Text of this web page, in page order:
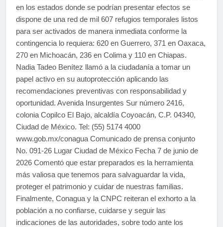
en los estados donde se podrían presentar efectos se
dispone de una red de mil 607 refugios temporales listos
para ser activados de manera inmediata conforme la
contingencia lo requiera: 620 en Guerrero, 371 en Oaxaca,
270 en Michoacán, 236 en Colima y 110 en Chiapas.
Nadia Tadeo Benítez llamó a la ciudadanía a tomar un
papel activo en su autoprotección aplicando las
recomendaciones preventivas con responsabilidad y
oportunidad. Avenida Insurgentes Sur número 2416,
colonia Copilco El Bajo, alcaldía Coyoacán, C.P. 04340,
Ciudad de México. Tel: (55) 5174 4000
www.gob.mx/conagua Comunicado de prensa conjunto
No. 091-26 Lugar Ciudad de México Fecha 7 de junio de
2026 Comentó que estar preparados es la herramienta
más valiosa que tenemos para salvaguardar la vida,
proteger el patrimonio y cuidar de nuestras familias.
Finalmente, Conagua y la CNPC reiteran el exhorto a la
población a no confiarse, cuidarse y seguir las
indicaciones de las autoridades, sobre todo ante los